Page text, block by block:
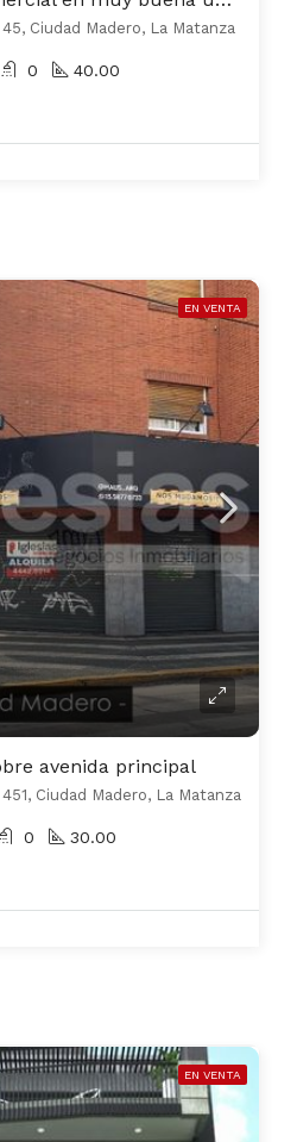
Ciudad Madero, La Matanza
0 40.00
EN VENTA
avenida principal
Ciudad Madero, La Matanza
0 30.00
EN VENTA